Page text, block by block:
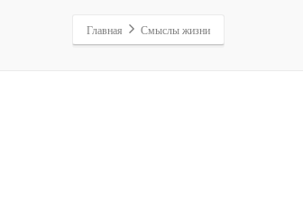
Главная Смыслы жизни